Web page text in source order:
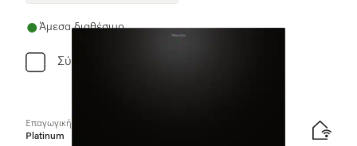
Άμεσα διαθέσιμο
Σύγκριση
Επαγωγική εστία με χειριστήρια επί της συσκευής
Platinum